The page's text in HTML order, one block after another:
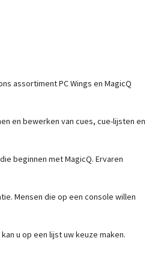
assortiment PC Wings en MagicQ
en bewerken van cues, cue-lijsten en
beginnen met MagicQ. Ervaren
Mensen die op een console willen
u op een lijst uw keuze maken.